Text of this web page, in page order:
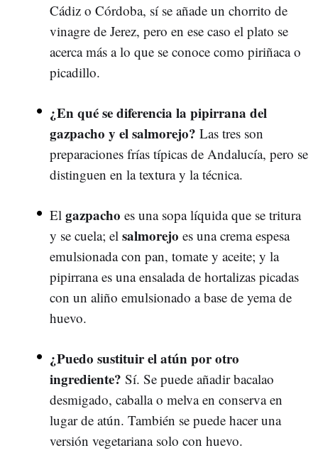
Cádiz o Córdoba, sí se añade un chorrito de
vinagre de Jerez, pero en ese caso el plato se
acerca más a lo que se conoce como piriñaca o
picadillo.
¿En qué se diferencia la pipirrana del
gazpacho y el salmorejo? Las tres son
preparaciones frías típicas de Andalucía, pero se
distinguen en la textura y la técnica.
El gazpacho es una sopa líquida que se tritura
y se cuela; el salmorejo es una crema espesa
emulsionada con pan, tomate y aceite; y la
pipirrana es una ensalada de hortalizas picadas
con un aliño emulsionado a base de yema de
huevo.
¿Puedo sustituir el atún por otro
ingrediente? Sí. Se puede añadir bacalao
desmigado, caballa o melva en conserva en
lugar de atún. También se puede hacer una
versión vegetariana solo con huevo.